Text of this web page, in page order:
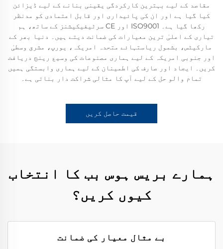
مقاصد کے لیے بہترین کارکردگی یقینی بنانے کے لیے ڈیزائن
کیا گیا ہے اور ان کی پائیداری اور قابل اعتمادی کو مدنظر
رکھا گیا ہے۔ ISO9001 اور CE سرٹیفیکیشنز کے ساتھ، ہم
تیاری کے اعلیٰ ترین معیارات کی ضمانت دیتے ہیں۔ دنیا بھر کے
مارکیٹس، بشمول ریاستہائے متحدہ امریکہ، یورپ، مشرق وسطیٰ
اور جنوبی امریکہ کے لیے ہماری مصنوعات کی وسیع رینج دریافت
کریں۔ ایجاد اور صارف کی اطمینان کے لیے ہماری وابستگی ہمیں
تمام والو حل کے لیے آپ کا مثالی شراکت دار بناتی ہے۔
قیمت حاصل کریں
ہمارے بریس ہوس بب کا انتخاب
کیوں کریں؟
بے مثال معیار کی ضمانت